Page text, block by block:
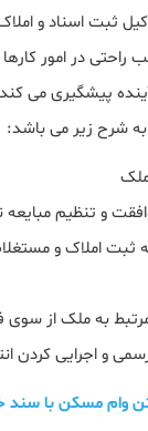
ثبت اسناد و
در امور کارها
پیشگیری می
شرح زیر می باشد:
ملک
و تنظیم مبایعه
ثبت املاک و
به ملک از سوی
و اجرایی کردن
وام مسکن با سند